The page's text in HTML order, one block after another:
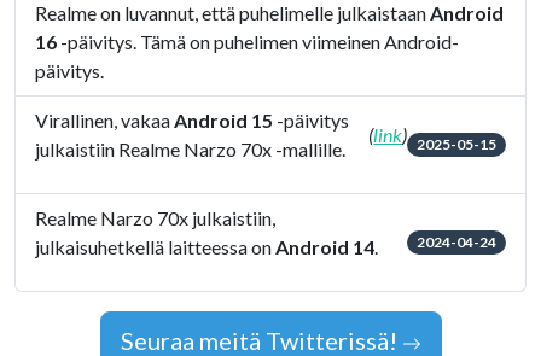
Realme on luvannut, että puhelimelle julkaistaanAndroid
16 -päivitys. Tämä on puhelimen viimeinen Android-
päivitys.
Virallinen, vakaaAndroid 15 -päivitys
julkaistiin Realme Narzo 70x -mallille.
(link) 2025-05-15
Realme Narzo 70x julkaistiin,
julkaisuhetkellä laitteessa onAndroid 14. 2024-04-24
Seuraa meitä Twitterissä!